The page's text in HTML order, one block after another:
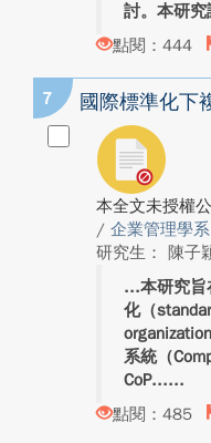
討。本研
點閱：444
7 國際標準化下
本全文未授權
/ 企業管理學系
研究生： 陳子
本研究
化（
系統（
CoP...
點閱：485